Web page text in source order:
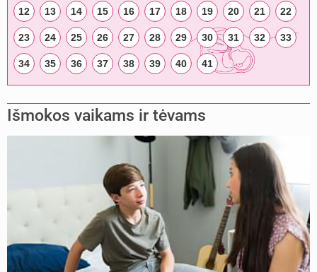
12 13 14 15 16 17 18 19 20 21 22
23 24 25 26 27 28 29 30 31 32 33
34 35 36 37 38 39 40 41
Išmokos vaikams ir tėvams